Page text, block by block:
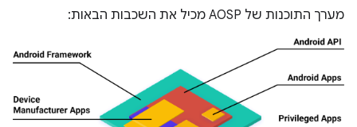
מערך התוכנות של AOSP מכיל את השכבות הבאות: